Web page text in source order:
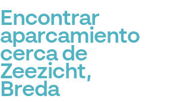
Encontrar
aparcamiento
cerca de
Zeezicht,
Breda